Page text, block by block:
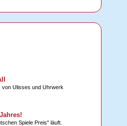
von Ulisses und Uhrwerk
Spiele Preis" läuft.